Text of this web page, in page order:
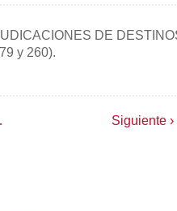
DE
y 260).
Siguiente
Siguiente ›